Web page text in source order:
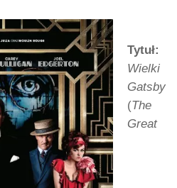
Tytuł:
Wielki
Gatsby
(The
Great